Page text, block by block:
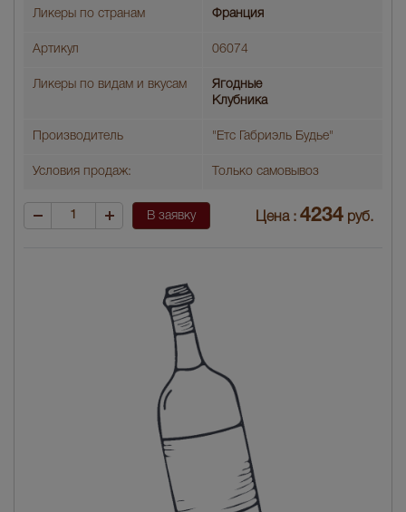
Ликеры по странам Франция
Артикул 06074
Ликеры по видам и вкусам
Ягодные
Клубника
Производитель "Етс Габриэль Будье"
Условия продаж: Только самовывоз
В заявку Цена : 4234 руб.